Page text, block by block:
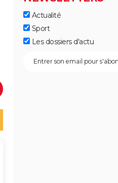
Actualité
Sport
Les dossiers d'actu